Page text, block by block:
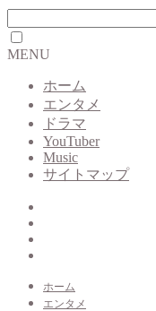
MENU
ホーム
エンタメ
ドラマ
YouTuber
Music
サイトマップ
ホーム
エンタメ